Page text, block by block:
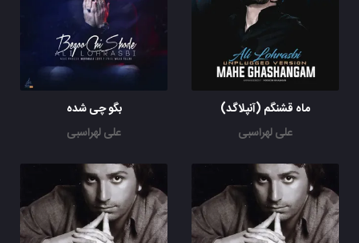
ماه قشنگم (آنپلاگد)
علی لهراسبی
بگو چی شده
علی لهراسبی